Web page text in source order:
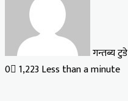
गन्तब्य टुडे
0 1,223 Less than a minute